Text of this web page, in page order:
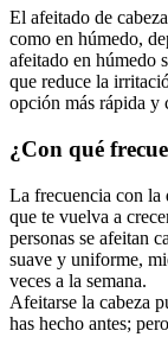
El afeitado de
como en húmedo,
afeitado en húmedo
que reduce la
opción más rápida y
La frecuencia con la
que te vuelva a
personas se afeitan
suave y uniforme,
Afeitarse la cabeza
has hecho antes;